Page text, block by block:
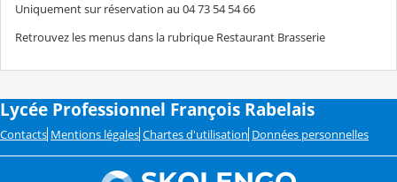
Uniquement sur réservation au 04 73 54 54 66
Retrouvez les menus dans la rubrique Restaurant Brasserie
Lycée Professionnel François Rabelais
Contacts Mentions légales Chartes d'utilisation Données personnelles